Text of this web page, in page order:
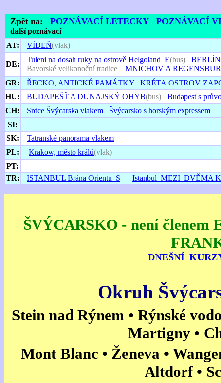
- - -
Zpět na: POZNÁVACÍ LETECKY POZNÁVACÍ
další poznávací
AT:
VÍDEŇ(vlak)
DE:
Tuleni na dosah ruky na ostrově Helgoland_E(bus) BERLÍN
Bavorské velikonoční tradice
MNICHOV A
GR:
ŘECKO, ANTICKÉ PAMÁTKY
KRÉTA OSTROV
HU:
BUDAPEŠŤ A DUNAJSKÝ OHYB(bus) Budapest s
CH:
Srdce Švýcarska vlakem
Švýcarsko s horským expressem
SI:
SK:
Tatranské panorama vlakem
PL:
Krakow, město králů(vlak)
PT:
TR:
ISTANBUL Brána Orientu_S Istanbul_MEZI_DVĚMA
ŠVÝCARSKO - není členem
DNEŠNÍ
Okruh
Stein nad Rýnem • Rýnské
Martigny •
Mont Blanc • Ženeva •
Altdorf •